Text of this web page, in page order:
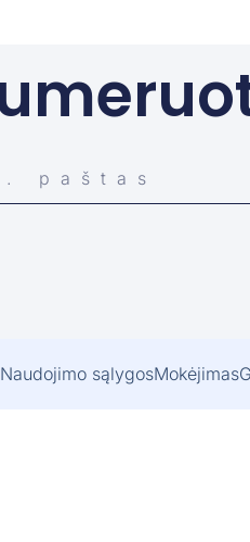
Naudojimo sąlygosMokėjimas